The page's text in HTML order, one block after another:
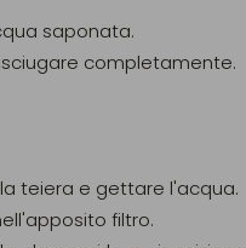
saponata.
completamente.
teiera e gettare l'acqua.
filtro.